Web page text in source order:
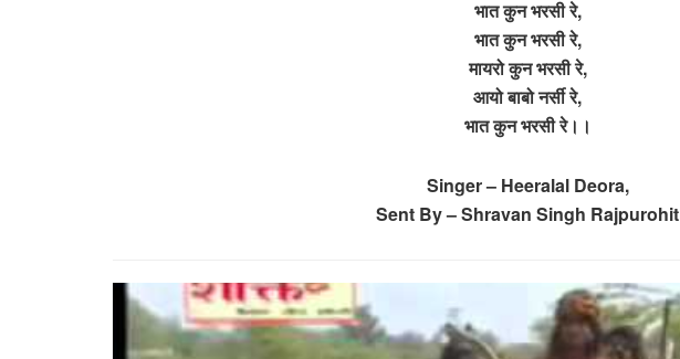
भात कुन भरसी रे,
भात कुन भरसी रे,
मायरो कुन भरसी रे,
आयो बाबो नर्सी रे,
भात कुन भरसी रे।।
Singer – Heeralal Deora,
Sent By – Shravan Singh Rajpurohit